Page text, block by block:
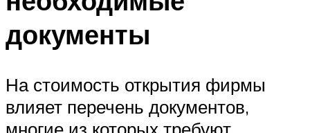
документы
На стоимость открытия фирмы
влияет перечень документов,
многие из которых требуют